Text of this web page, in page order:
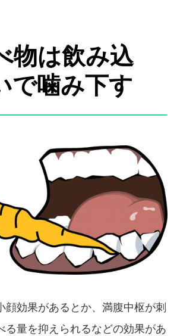
物は飲み込
で噛み下す
顔効果があるとか、満腹中枢が刺
る量を抑えられるなどの効果があ